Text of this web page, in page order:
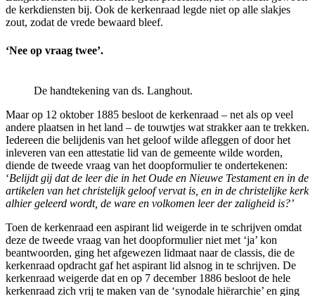
de kerkdiensten bij. Ook de kerkenraad legde niet op alle slakjes
zout, zodat de vrede bewaard bleef.
‘Nee op vraag twee’.
De handtekening van ds. Langhout.
Maar op 12 oktober 1885 besloot de kerkenraad – net als op veel
andere plaatsen in het land – de touwtjes wat strakker aan te trekken.
Iedereen die belijdenis van het geloof wilde afleggen of door het
inleveren van een attestatie lid van de gemeente wilde worden,
diende de tweede vraag van het doopformulier te ondertekenen:
‘Belijdt gij dat de leer die in het Oude en Nieuwe Testament en in de
artikelen van het christelijk geloof vervat is, en in de christelijke kerk
alhier geleerd wordt, de ware en volkomen leer der zaligheid is?’
Toen de kerkenraad een aspirant lid weigerde in te schrijven omdat
deze de tweede vraag van het doopformulier niet met ‘ja’ kon
beantwoorden, ging het afgewezen lidmaat naar de classis, die de
kerkenraad opdracht gaf het aspirant lid alsnog in te schrijven. De
kerkenraad weigerde dat en op 7 december 1886 besloot de hele
kerkenraad zich vrij te maken van de ‘synodale hiërarchie’ en ging